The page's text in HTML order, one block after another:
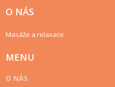
O NÁS
Masáže a relaxace
MENU
O NÁS